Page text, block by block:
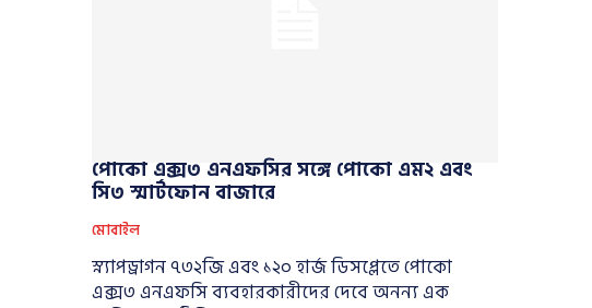
পোকো এক্স৩ এনএফসির সঙ্গে পোকো এম২ এবং
সি৩ স্মার্টফোন বাজারে
মোবাইল
স্ন্যাপড্রাগন ৭৩২জি এবং ১২০ হার্জ ডিসপ্লেতে পোকো
এক্স৩ এনএফসি ব্যবহারকারীদের দেবে অনন্য এক